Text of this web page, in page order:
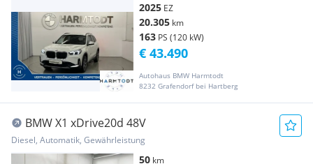
2025 EZ
20.305 km
163 PS (120 kW)
Autohaus BMW Harmtodt
8232 Grafendorf bei Hartberg
€ 43.490
BMW X1 xDrive20d 48V
Diesel, Automatik, Gewährleistung
50 km